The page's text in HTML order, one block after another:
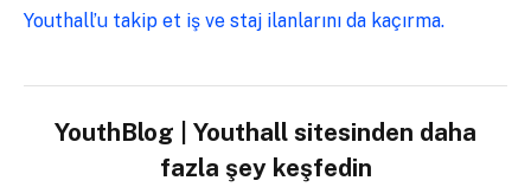
Youthall’u takip et iş ve staj ilanlarını da kaçırma.
YouthBlog | Youthall sitesinden daha
fazla şey keşfedin